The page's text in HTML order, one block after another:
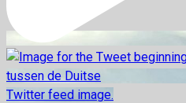
Twitter feed image.